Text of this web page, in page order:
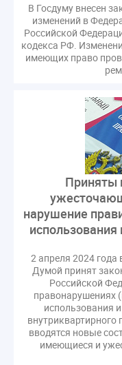
теплоснабжение
Всероссийское
ЕИРЦ
Жилищная
Рабочая
Регулирование
СРО регулирование
Совет Федерации
водоснабжение
запрет на уступку
информационная
оплата услуг
персональные данные
1 сентября
2035
ГИС ЖКС
ГПК РФ
Государственная дума
В Госдуму внесен
изменений в
Российской
кодекса РФ.
имеющих право
Приняты
нарушение
2 апреля 2024 года
Думой принят
Российской
правонарушениях
использования
вводятся новые
имеющиеся и